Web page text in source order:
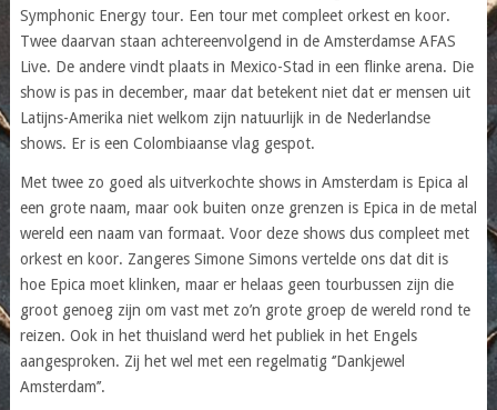
Symphonic Energy tour. Een tour met compleet orkest en koor.
Twee daarvan staan achtereenvolgend in de Amsterdamse AFAS
Live. De andere vindt plaats in Mexico-Stad in een flinke arena. Die
show is pas in december, maar dat betekent niet dat er mensen uit
Latijns-Amerika niet welkom zijn natuurlijk in de Nederlandse
shows. Er is een Colombiaanse vlag gespot.
Met twee zo goed als uitverkochte shows in Amsterdam is Epica al
een grote naam, maar ook buiten onze grenzen is Epica in de metal
wereld een naam van formaat. Voor deze shows dus compleet met
orkest en koor. Zangeres Simone Simons vertelde ons dat dit is
hoe Epica moet klinken, maar er helaas geen tourbussen zijn die
groot genoeg zijn om vast met zo’n grote groep de wereld rond te
reizen. Ook in het thuisland werd het publiek in het Engels
aangesproken. Zij het wel met een regelmatig ‘’Dankjewel
Amsterdam’’.